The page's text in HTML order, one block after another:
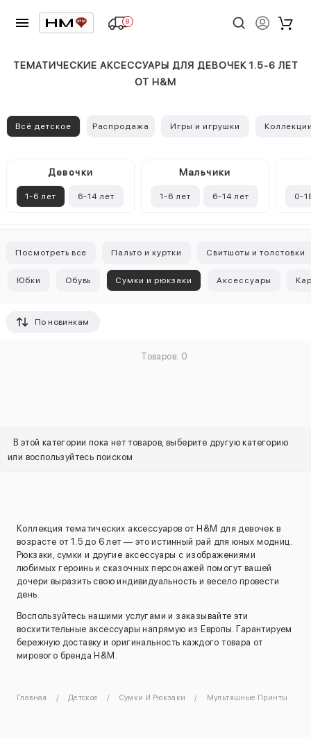
8
ТЕМАТИЧЕСКИЕ АКСЕССУАРЫ ДЛЯ ДЕВОЧЕК 1.5-6 ЛЕТ
ОТ H&M
Всё детское Распродажа Игры и игрушки
Девочки
1-6 лет 6-14 лет
Mальчики
1-6 лет 6-14 лет 0-
Посмотреть все Пальто и куртки Свитшоты и толстовки
Юбки Обувь Сумки и рюкзаки Аксессуары
По новинкам
Товаров: 0
В этой категории пока нет товаров, выберите другую категорию
или воспользуйтесь поиском
Коллекция тематических аксессуаров от H&M для девочек в
возрасте от 1.5 до 6 лет — это истинный рай для юных модниц.
Рюкзаки, сумки и другие аксессуары с изображениями
любимых героинь и сказочных персонажей помогут вашей
дочери выразить свою индивидуальность и весело провести
день.
Воспользуйтесь нашими услугами и заказывайте эти
восхитительные аксессуары напрямую из Европы. Гарантируем
бережную доставку и оригинальность каждого товара от
мирового бренда H&M.
Главная Детское Сумки И Рюкзаки Мультяшные Принты